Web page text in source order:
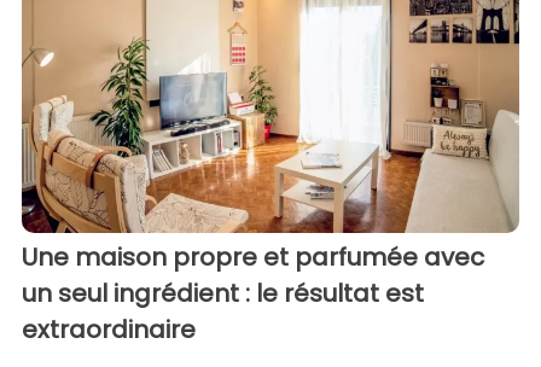
Une maison propre et parfumée avec
un seul ingrédient : le résultat est
extraordinaire